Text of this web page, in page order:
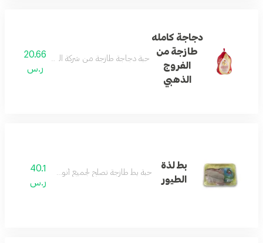
دجاجة كامله
طازجة من
الفروج
الذهبي
حبة دجاجة طازجة من شركة الفروج الذهبي تصلح لجميع
20.66
ر.س
بط لذة
الطيور
حبة بط طازجة تصلح لجميع أنواع الطبخ
40.1
ر.س